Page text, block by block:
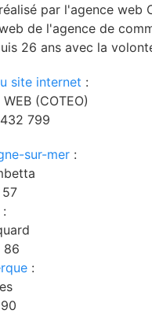
par l'agence
de l'agence de
26 ans avec la
site internet :
(COTEO)
799
sur-mer :
:
86
: